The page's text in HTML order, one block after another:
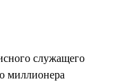
служащего
миллионера